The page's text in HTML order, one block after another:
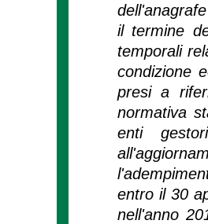
il termine
temporali
condizione
presi a
normativa
enti
entro il 30
nell'anno